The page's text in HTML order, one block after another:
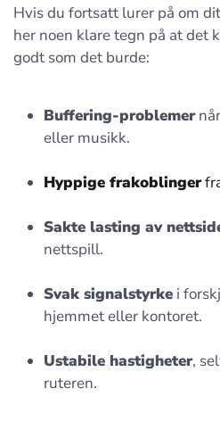
Hvis du fortsatt lurer på om
her noen klare tegn på at det
godt som det burde:
Buffering-problemer
eller musikk.
Hyppige frakoblinger
Sakte lasting av
nettspill.
Svak signalstyrke i
hjemmet eller kontoret.
Ustabile hastigheter,
ruteren.